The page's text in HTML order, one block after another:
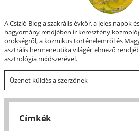
A Csízió Blog a szakrális évkör, a jeles napok
hagyomány rendjében ír keresztény
örökségről, a kozmikus történelemről és
asztrális hermeneutika világértelmező
asztrológia módszerével.
Üzenet küldés a szerzőnek
Címkék